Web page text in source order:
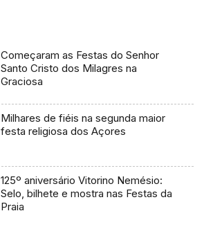
Começaram as Festas do Senhor
Santo Cristo dos Milagres na
Graciosa
Milhares de fiéis na segunda maior
festa religiosa dos Açores
125º aniversário Vitorino Nemésio:
Selo, bilhete e mostra nas Festas da
Praia